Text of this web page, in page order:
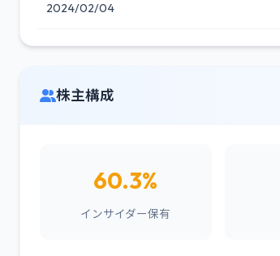
2024/02/04
株主構成
60.3%
インサイダー保有